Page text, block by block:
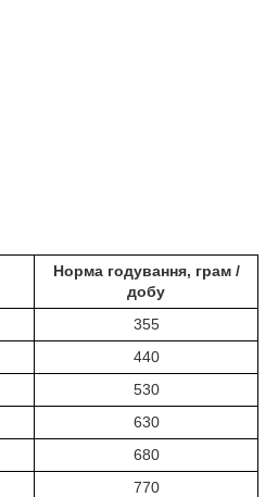
Норма годування, грам /
добу
355
440
530
630
680
770